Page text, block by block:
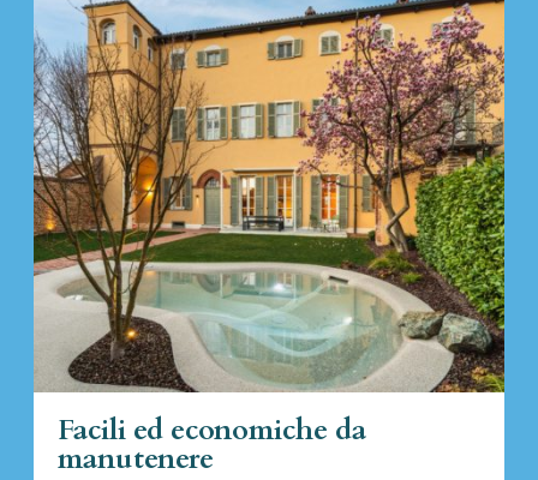
Facili ed economiche da
manutenere